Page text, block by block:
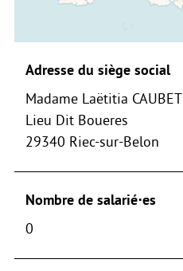
Adresse du siège social
Madame Laëtitia CAUBET
Lieu Dit Boueres
29340 Riec-sur-Belon
Nombre de salarié⋅es
0